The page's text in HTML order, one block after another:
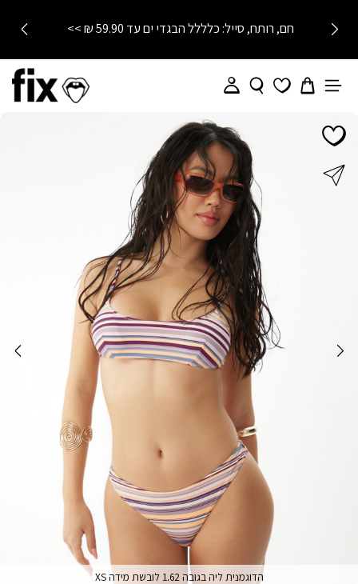
חם, רותח, סייל: כלללל הבגדי ים עד 59.90 ₪ >>
הדוגמנית ליה בגובה 1.62 לובשת מידה XS